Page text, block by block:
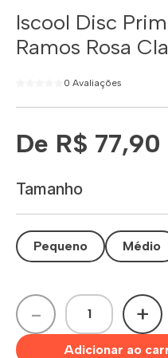
Iscool Disc
Ramos Rosa
0 Avaliações
De R$ 77,90
Tamanho
Pequeno Médio
- +
Adicionar ao